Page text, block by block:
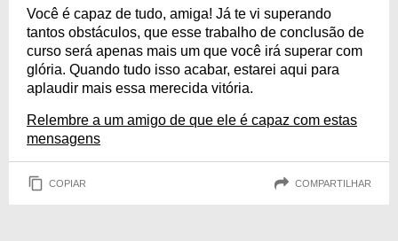
Você é capaz de tudo, amiga! Já te vi superando
tantos obstáculos, que esse trabalho de conclusão de
curso será apenas mais um que você irá superar com
glória. Quando tudo isso acabar, estarei aqui para
aplaudir mais essa merecida vitória.
Relembre a um amigo de que ele é capaz com estas
mensagens
COPIAR COMPARTILHAR